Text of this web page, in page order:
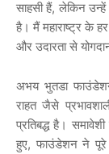
साहसी हैं, लेकिन उन्हें
है। मैं महाराष्ट्र के हर
और उदारता से
अभय भुतडा
राहत जैसे
प्रतिबद्ध है। समावेशी
हुए, फाउंडेशन ने पूरे